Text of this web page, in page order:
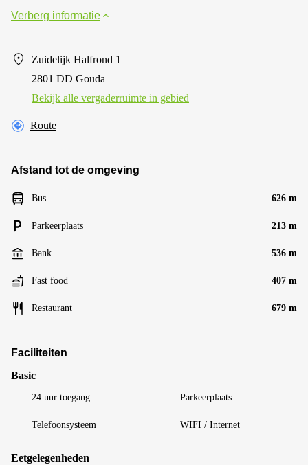
Verberg informatie
Zuidelijk Halfrond 1
2801 DD Gouda
Bekijk alle vergaderruimte in gebied
Route
Afstand tot de omgeving
Bus 626 m
Parkeerplaats 213 m
Bank 536 m
Fast food 407 m
Restaurant 679 m
Faciliteiten
Basic
24 uur toegang Parkeerplaats
Telefoonsysteem WIFI / Internet
Eetgelegenheden